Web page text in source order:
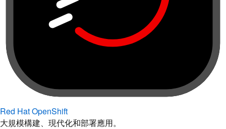
Red Hat OpenShift
大規模構建、現代化和部署應用。